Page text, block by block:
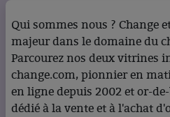
Qui sommes nous ? Change
majeur dans le domaine du
Parcourez nos deux vitrines
change.com, pionnier en
en ligne depuis 2002 et or-
dédié à la vente et à l'achat